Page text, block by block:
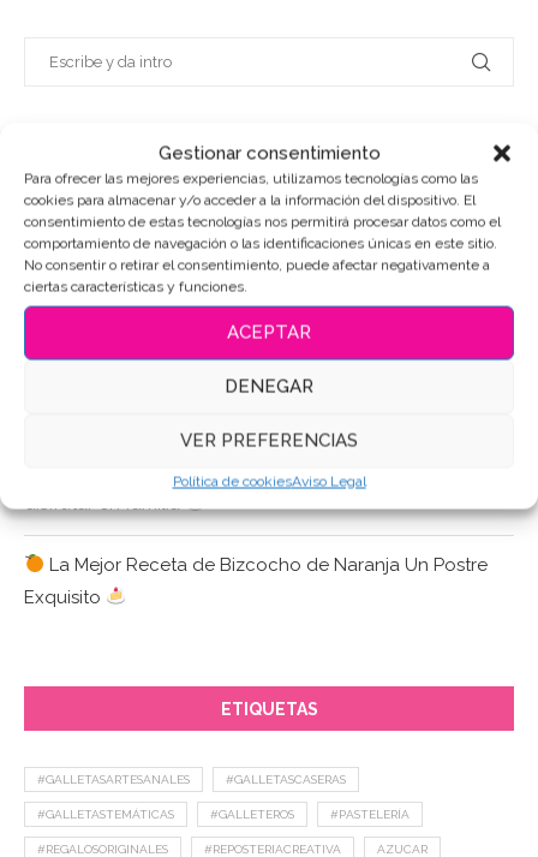
Gestionar consentimiento
Para ofrecer las mejores experiencias, utilizamos tecnologías como las
cookies para almacenar y/o acceder a la información del dispositivo. El
consentimiento de estas tecnologías nos permitirá procesar datos como el
comportamiento de navegación o las identificaciones únicas en este sitio.
No consentir o retirar el consentimiento, puede afectar negativamente a
ciertas características y funciones.
ACEPTAR
DENEGAR
VER PREFERENCIAS
Política de cookiesAviso Legal
ENTRADAS RECIENTES
El Postre de Lisa El Arte de la Repostería Artesanal de
Valladolid
El Postre de Lisa es Tierra de Sabor
Quesada de Lisa: una deliciosa receta casera para
disfrutar en familia
La Mejor Receta de Bizcocho de Naranja Un Postre
Exquisito
ETIQUETAS
#GALLETASARTESANALES #GALLETASCASERAS
#GALLETASTEMÁTICAS #GALLETEROS #PASTELERÍA
#REGALOSORIGINALES #REPOSTERIACREATIVA AZUCAR